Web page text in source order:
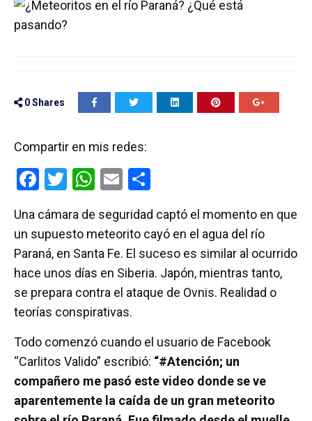
0Shares
Compartir en mis redes:
F
ce
b
o
o
k
T
tt
er
W
at
s
A
p
p
E
ail m
p
ar
tir
Una cámara de seguridad captó el momento en que
un supuesto meteorito cayó en el agua del río
Paraná, en Santa Fe. El suceso es similar al ocurrido
hace unos días en Siberia. Japón, mientras tanto,
se prepara contra el ataque de Ovnis. Realidad o
teorías conspirativas.
Todo comenzó cuando el usuario de Facebook
“Carlitos Valido” escribió: “#Atención; un
compañero me pasó este video donde se ve
aparentemente la caída de un gran meteorito